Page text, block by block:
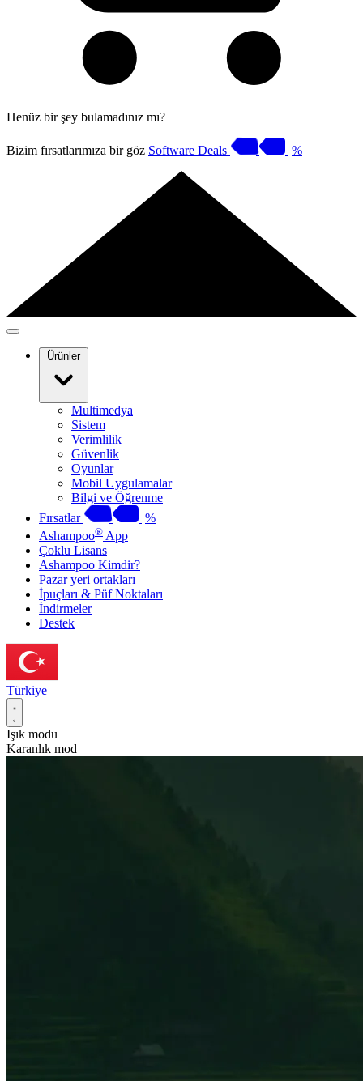
Henüz bir şey bulamadınız mı?
Bizim fırsatlarımıza bir göz Software Deals %
Ürünler
Multimedya
Sistem
Verimlilik
Güvenlik
Oyunlar
Mobil Uygulamalar
Bilgi ve Öğrenme
Fırsatlar
%
Ashampoo® App
Çoklu Lisans
Ashampoo Kimdir?
Pazar yeri ortakları
İpuçları & Püf Noktaları
İndirmeler
Destek
Türkiye
Işık modu
Karanlık mod